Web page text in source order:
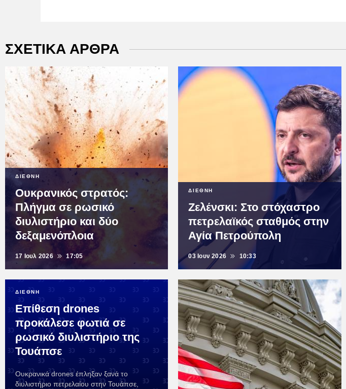
ΣΧΕΤΙΚΑ ΑΡΘΡΑ
ΔΙΕΘΝΗ
Ουκρανικός στρατός:
Πλήγμα σε ρωσικό
διυλιστήριο και δύο
δεξαμενόπλοια
17 Ιουλ 2026 17:05
ΔΙΕΘΝΗ
Ζελένσκι: Στο στόχαστρο
πετρελαϊκός σταθμός στην
Αγία Πετρούπολη
03 Ιουν 2026 10:33
ΔΙΕΘΝΗ
Επίθεση drones
προκάλεσε φωτιά σε
ρωσικό διυλιστήριο της
Τουάπσε
Ουκρανικά drones έπληξαν ξανά το
διυλιστήριο πετρελαίου στην Τουάπσε,